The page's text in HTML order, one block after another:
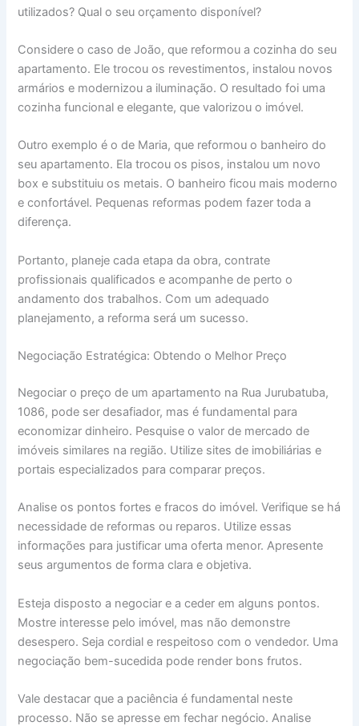
utilizados? Qual o seu orçamento disponível?
Considere o caso de João, que reformou a cozinha do seu
apartamento. Ele trocou os revestimentos, instalou novos
armários e modernizou a iluminação. O resultado foi uma
cozinha funcional e elegante, que valorizou o imóvel.
Outro exemplo é o de Maria, que reformou o banheiro do
seu apartamento. Ela trocou os pisos, instalou um novo
box e substituiu os metais. O banheiro ficou mais moderno
e confortável. Pequenas reformas podem fazer toda a
diferença.
Portanto, planeje cada etapa da obra, contrate
profissionais qualificados e acompanhe de perto o
andamento dos trabalhos. Com um adequado
planejamento, a reforma será um sucesso.
Negociação Estratégica: Obtendo o Melhor Preço
Negociar o preço de um apartamento na Rua Jurubatuba,
1086, pode ser desafiador, mas é fundamental para
economizar dinheiro. Pesquise o valor de mercado de
imóveis similares na região. Utilize sites de imobiliárias e
portais especializados para comparar preços.
Analise os pontos fortes e fracos do imóvel. Verifique se há
necessidade de reformas ou reparos. Utilize essas
informações para justificar uma oferta menor. Apresente
seus argumentos de forma clara e objetiva.
Esteja disposto a negociar e a ceder em alguns pontos.
Mostre interesse pelo imóvel, mas não demonstre
desespero. Seja cordial e respeitoso com o vendedor. Uma
negociação bem-sucedida pode render bons frutos.
Vale destacar que a paciência é fundamental neste
processo. Não se apresse em fechar negócio. Analise